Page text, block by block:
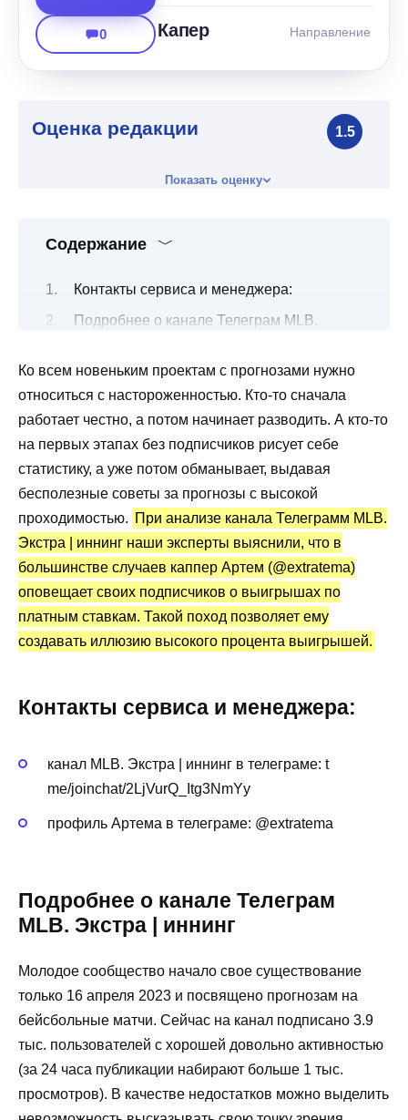
0 Капер Направление
Оценка редакции 1.5
Показать оценку
Содержание
Контакты сервиса и менеджера:
Подробнее о канале Телеграм MLB.
Прогнозы на бейсбольные матчи
Канал Telegram MLB. Экстра | иннинг:
статистика и отзывы
Преимущества и недостатки
Ко всем новеньким проектам с прогнозами нужно
относиться с настороженностью. Кто-то сначала
работает честно, а потом начинает разводить. А кто-то
на первых этапах без подписчиков рисует себе
статистику, а уже потом обманывает, выдавая
бесполезные советы за прогнозы с высокой
проходимостью. При анализе канала Телеграмм MLB.
Экстра | иннинг наши эксперты выяснили, что в
большинстве случаев каппер Артем (@extratema)
оповещает своих подписчиков о выигрышах по
платным ставкам. Такой поход позволяет ему
создавать иллюзию высокого процента выигрышей.
Контакты сервиса и менеджера:
канал MLB. Экстра | иннинг в телеграме: t
me/joinchat/2LjVurQ_Itg3NmYy
профиль Артема в телеграме: @extratema
Подробнее о канале Телеграм
MLB. Экстра | иннинг
Молодое сообщество начало свое существование
только 16 апреля 2023 и посвящено прогнозам на
бейсбольные матчи. Сейчас на канал подписано 3.9
тыс. пользователей с хорошей довольно активностью
(за 24 часа публикации набирают больше 1 тыс.
просмотров). В качестве недостатков можно выделить